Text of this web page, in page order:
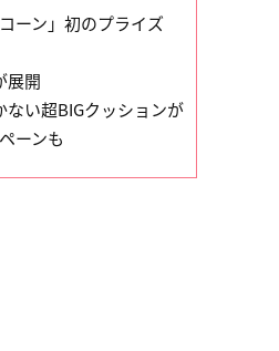
ーン」初のプライズ
展開
ない超BIGクッションが
ーンも